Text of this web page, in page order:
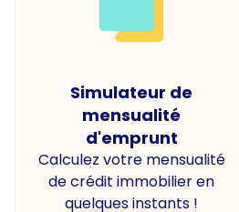
Simulateur de
mensualité
d'emprunt
Calculez votre mensualité
de crédit immobilier en
quelques instants !